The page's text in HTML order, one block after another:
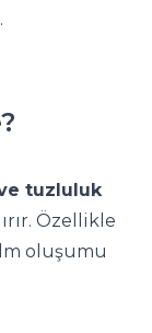
tuzluluk
Özellikle
oluşumu